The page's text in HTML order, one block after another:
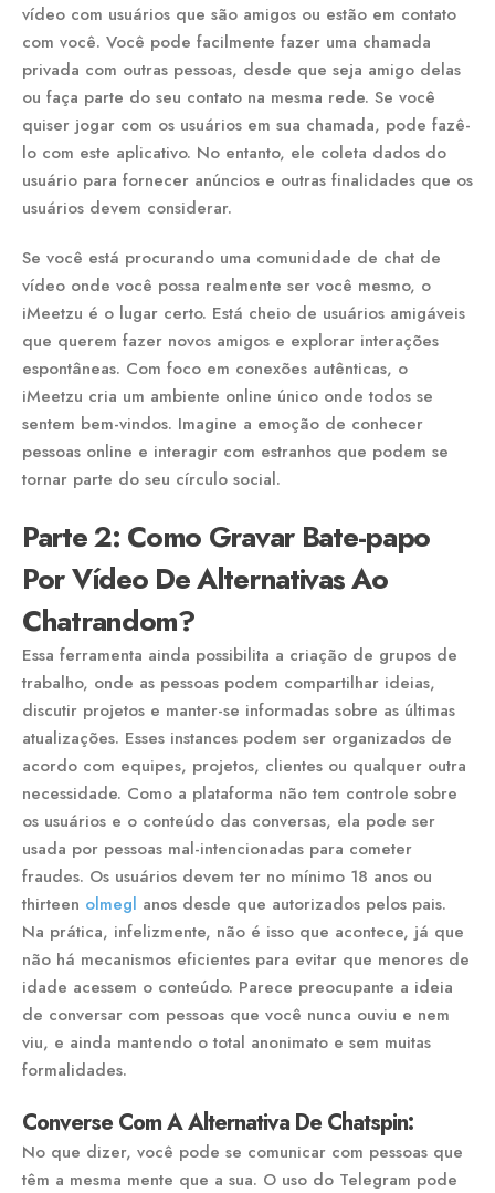
vídeo com usuários que são amigos ou estão em contato
com você. Você pode facilmente fazer uma chamada
privada com outras pessoas, desde que seja amigo delas
ou faça parte do seu contato na mesma rede. Se você
quiser jogar com os usuários em sua chamada, pode fazê-
lo com este aplicativo. No entanto, ele coleta dados do
usuário para fornecer anúncios e outras finalidades que os
usuários devem considerar.
Se você está procurando uma comunidade de chat de
vídeo onde você possa realmente ser você mesmo, o
iMeetzu é o lugar certo. Está cheio de usuários amigáveis
que querem fazer novos amigos e explorar interações
espontâneas. Com foco em conexões autênticas, o
iMeetzu cria um ambiente online único onde todos se
sentem bem-vindos. Imagine a emoção de conhecer
pessoas online e interagir com estranhos que podem se
tornar parte do seu círculo social.
Parte 2: Como Gravar Bate-papo
Por Vídeo De Alternativas Ao
Chatrandom?
Essa ferramenta ainda possibilita a criação de grupos de
trabalho, onde as pessoas podem compartilhar ideias,
discutir projetos e manter-se informadas sobre as últimas
atualizações. Esses instances podem ser organizados de
acordo com equipes, projetos, clientes ou qualquer outra
necessidade. Como a plataforma não tem controle sobre
os usuários e o conteúdo das conversas, ela pode ser
usada por pessoas mal-intencionadas para cometer
fraudes. Os usuários devem ter no mínimo 18 anos ou
thirteen olmegl anos desde que autorizados pelos pais.
Na prática, infelizmente, não é isso que acontece, já que
não há mecanismos eficientes para evitar que menores de
idade acessem o conteúdo. Parece preocupante a ideia
de conversar com pessoas que você nunca ouviu e nem
viu, e ainda mantendo o total anonimato e sem muitas
formalidades.
Converse Com A Alternativa De Chatspin:
No que dizer, você pode se comunicar com pessoas que
têm a mesma mente que a sua. O uso do Telegram pode